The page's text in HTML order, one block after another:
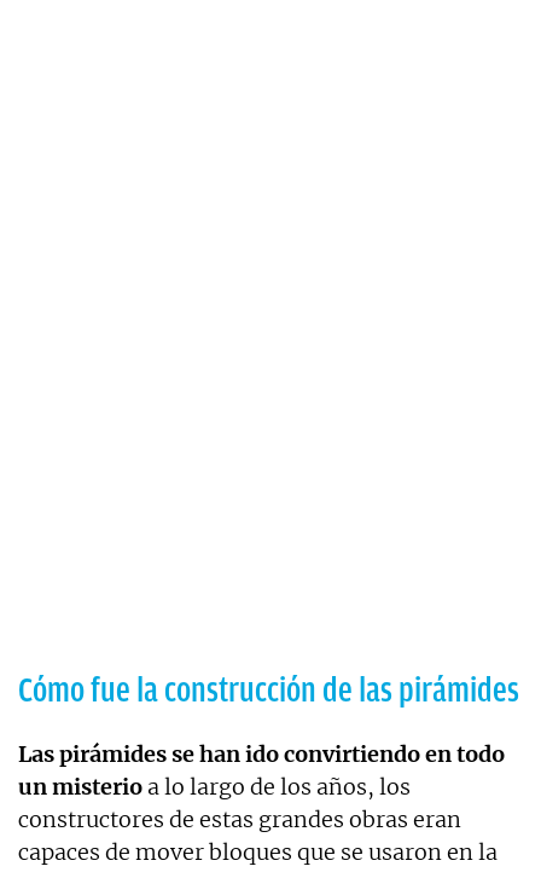
Cómo fue la construcción de las pirámides
Las pirámides se han ido convirtiendo en todo
un misterio a lo largo de los años, los
constructores de estas grandes obras eran
capaces de mover bloques que se usaron en la